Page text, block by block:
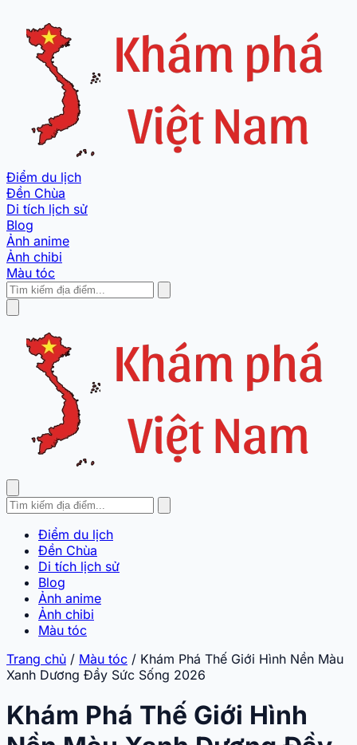
Điểm du lịch
Đền Chùa
Di tích lịch sử
Blog
Ảnh anime
Ảnh chibi
Màu tóc
Điểm du lịch
Đền Chùa
Di tích lịch sử
Blog
Ảnh anime
Ảnh chibi
Màu tóc
Trang chủ / Màu tóc / Khám Phá Thế Giới Hình Nền Màu
Xanh Dương Đầy Sức Sống 2026
Khám Phá Thế Giới Hình